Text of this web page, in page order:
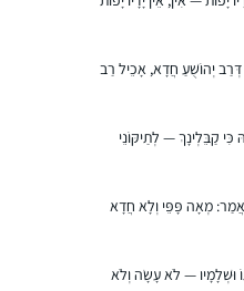
דְּרַב יְהוֹשֻׁעַ חֲדָא, אָכֵיל רַב
כִּי קַבֵּלְינָךְ — לְתַיקּוֹנֵי
אֲמַר: מְאָה פָּפֵּי וְלָא חֲדָא
וּשְׁלָמָיו — לֹא עָשָׂה וְלֹא
929.
מאוד! לימוד